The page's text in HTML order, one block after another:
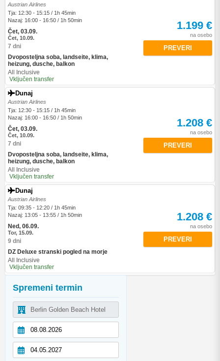
Spremeni termin
Austrian Airlines
Tja: 12:30 - 15:15 / 1h 45min
Nazaj: 16:00 - 16:50 / 1h 50min
Čet, 03.09.
Čet, 10.09.
7 dni
Dvoposteljna soba, landseite, klima,
heizung, dusche, balkon
All Inclusive
Vključen transfer
1.199 €
na osebo
PREVERI
Dunaj
Austrian Airlines
Tja: 12:30 - 15:15 / 1h 45min
Nazaj: 16:00 - 16:50 / 1h 50min
Čet, 03.09.
Čet, 10.09.
7 dni
Dvoposteljna soba, landseite, klima,
heizung, dusche, balkon
All Inclusive
Vključen transfer
1.208 €
na osebo
PREVERI
Dunaj
Austrian Airlines
Tja: 09:35 - 12:20 / 1h 45min
Nazaj: 13:05 - 13:55 / 1h 50min
Ned, 06.09.
Tor, 15.09.
9 dni
DZ Deluxe stranski pogled na morje
All Inclusive
Vključen transfer
1.208 €
na osebo
PREVERI